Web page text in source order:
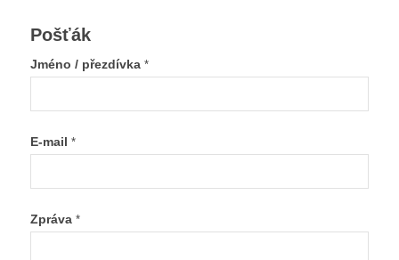
Pošťák
Jméno / přezdívka *
E-mail *
Zpráva *